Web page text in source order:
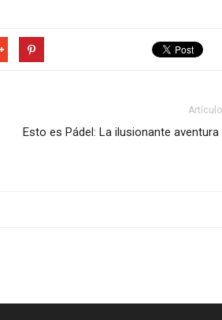
Esto es Pádel: La ilusionante